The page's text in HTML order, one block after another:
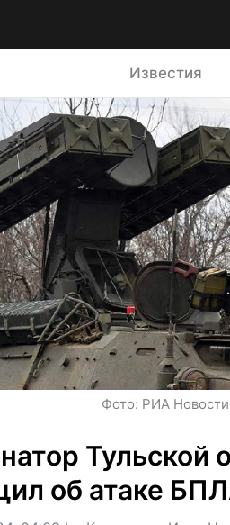
Известия
Фото: РИА Новости
Тульской
об атаке